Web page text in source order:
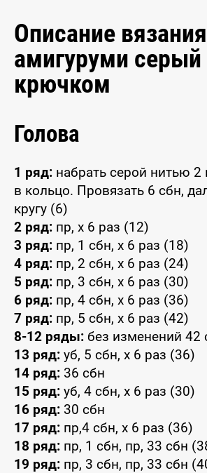
Описание вязания
амигуруми серый
крючком
Голова
1 ряд: набрать серой нитью 2
в кольцо. Провязать 6 сбн,
кругу (6)
2 ряд: пр, x 6 раз (12)
3 ряд: пр, 1 сбн, x 6 раз (18)
4 ряд: пр, 2 сбн, x 6 раз (24)
5 ряд: пр, 3 сбн, x 6 раз (30)
6 ряд: пр, 4 сбн, x 6 раз (36)
7 ряд: пр, 5 сбн, x 6 раз (42)
8-12 ряды: без изменений 42
13 ряд: уб, 5 сбн, x 6 раз (36)
14 ряд: 36 сбн
15 ряд: уб, 4 сбн, x 6 раз (30)
16 ряд: 30 сбн
17 ряд: пр,4 сбн, x 6 раз (36)
18 ряд: пр, 1 сбн, пр, 33 сбн
19 ряд: пр, 3 сбн, пр, 33 сбн